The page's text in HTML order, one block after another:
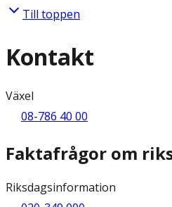
Till toppen
Kontakt
Växel
08-786 40 00
Faktafrågor om
Riksdagsinformation